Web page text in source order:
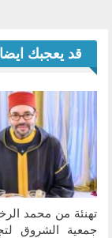
قد يعجبك ايضا
تهنئة من محمد
جمعية الشروق